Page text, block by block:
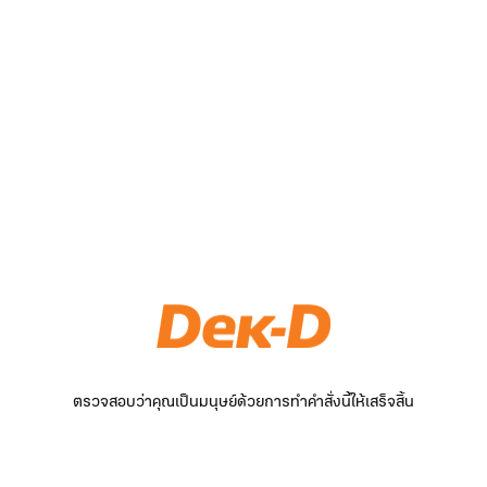
ตรวจสอบว่าคุณเป็นมนุษย์ด้วยการทำคำสั่งนี้ให้เสร็จสิ้น